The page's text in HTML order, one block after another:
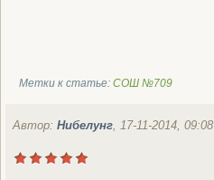
Метки к статье: СОШ №709
Автор: Нибелунг , 17-11-2014, 09:08